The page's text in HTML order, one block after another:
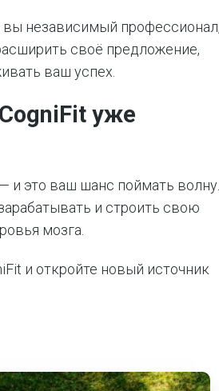
независимый профессионал,
своё предложение,
ваш успех.
уже
и это ваш шанс поймать волну.
и строить свою
мозга.
и откройте новый источник